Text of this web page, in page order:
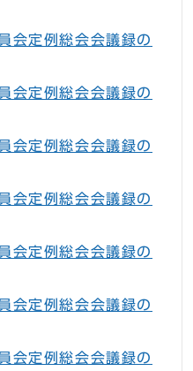
会定例総会会議録の
会定例総会会議録の
会定例総会会議録の
会定例総会会議録の
会定例総会会議録の
会定例総会会議録の
会定例総会会議録の